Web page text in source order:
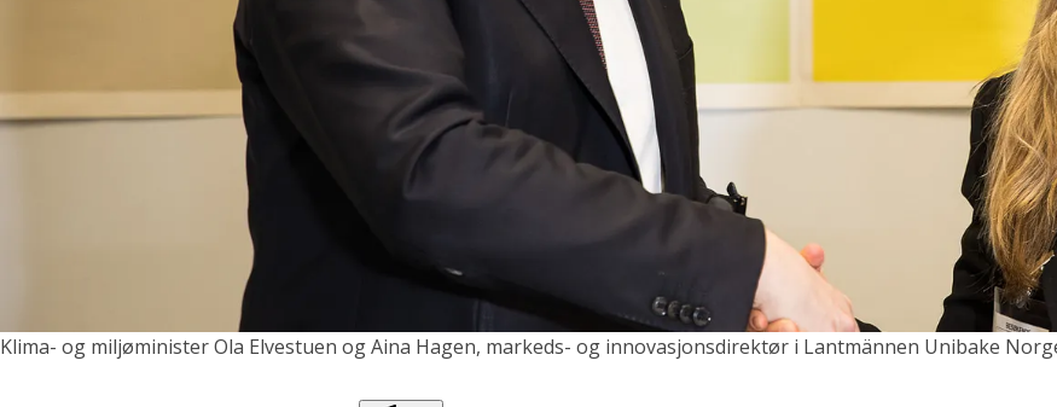
Klima- og miljøminister Ola Elvestuen og Aina Hagen, markeds- og innovasjonsdirektør i Lantmännen Unibake